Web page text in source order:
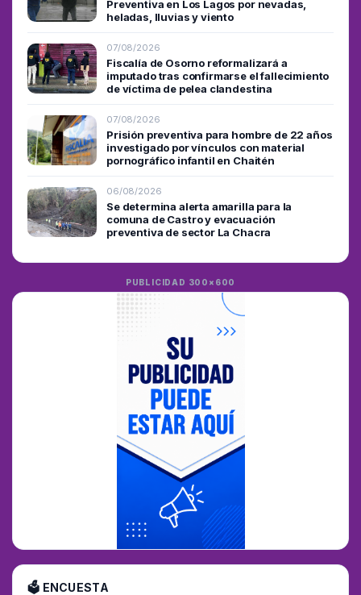
Preventiva en Los Lagos por nevadas,
heladas, lluvias y viento
07/08/2026
Fiscalía de Osorno reformalizará a
imputado tras confirmarse el fallecimiento
de víctima de pelea clandestina
07/08/2026
Prisión preventiva para hombre de 22 años
investigado por vínculos con material
pornográfico infantil en Chaitén
06/08/2026
Se determina alerta amarilla para la
comuna de Castro y evacuación
preventiva de sector La Chacra
PUBLICIDAD 300×600
🗳 ENCUESTA